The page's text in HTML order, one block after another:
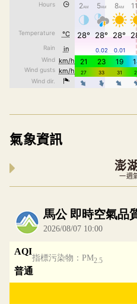
氣象資訊
澎
一週
內嵌空氣品質小工具